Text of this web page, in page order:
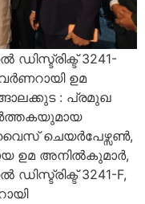
3241-
ഉമ
: പ്രമുഖ
ചെയർപേഴ്സൺ,
ഉമ അനിൽകുമാർ,
3241-F,